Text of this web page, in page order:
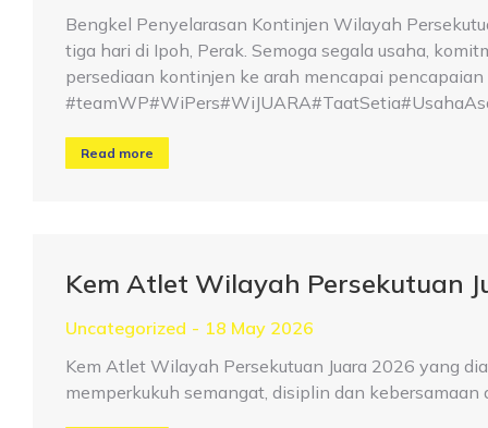
Bengkel Penyelarasan Kontinjen Wilayah
tiga hari di Ipoh, Perak. Semoga segala usaha,
persediaan kontinjen ke arah mencapai
Read more
Kem Atlet Wilayah Persekutuan
Uncategorized
18 May 2026
Kem Atlet Wilayah Persekutuan Juara 2026 yang
memperkukuh semangat, disiplin dan